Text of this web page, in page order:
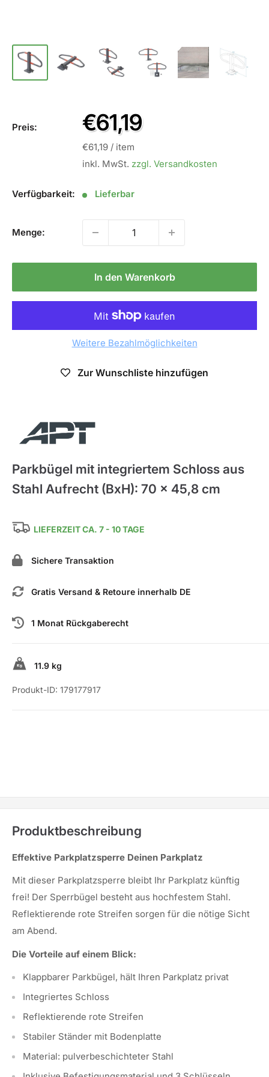
Preis:
Sale
Preis
€61,19
€61,19 / item
inkl. MwSt. zzgl. Versandkosten
Verfügbarkeit: Lieferbar
Menge:
In den Warenkorb
Weitere Bezahlmöglichkeiten
Zur Wunschliste hinzufügen
Parkbügel mit integriertem Schloss aus
Stahl Aufrecht (BxH): 70 x 45,8 cm
LIEFERZEIT CA. 7 - 10 TAGE
Sichere Transaktion
Gratis Versand & Retoure innerhalb DE
1 Monat Rückgaberecht
11.9 kg
Produkt-ID: 179177917
Produktbeschreibung
Effektive Parkplatzsperre Deinen Parkplatz
Mit dieser Parkplatzsperre bleibt Ihr Parkplatz künftig
frei! Der Sperrbügel besteht aus hochfestem Stahl.
Reflektierende rote Streifen sorgen für die nötige Sicht
am Abend.
Die Vorteile auf einem Blick:
Klappbarer Parkbügel, hält Ihren Parkplatz privat
Integriertes Schloss
Reflektierende rote Streifen
Stabiler Ständer mit Bodenplatte
Material: pulverbeschichteter Stahl